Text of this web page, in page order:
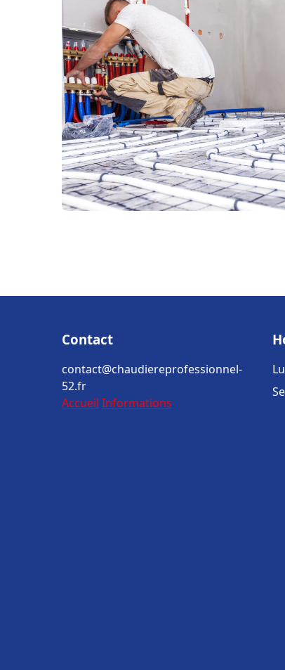
Contact
contact@chaudiereprofessionnel-
52.fr
Accueil Informations